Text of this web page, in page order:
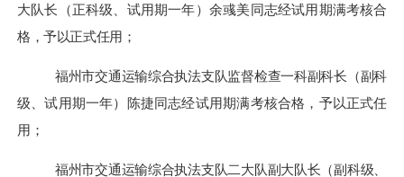
大队长（正科级、试用期一年）余彧美同志经试用期满考核合
格，予以正式任用；
福州市交通运输综合执法支队监督检查一科副科长（副科
级、试用期一年）陈捷同志经试用期满考核合格，予以正式任
用；
福州市交通运输综合执法支队二大队副大队长（副科级、